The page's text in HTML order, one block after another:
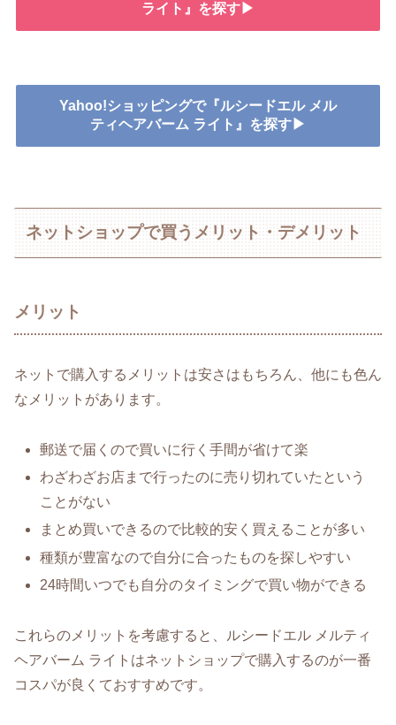
ライト』を探す▶
Yahoo!ショッピングで『ルシードエル メル
ティヘアバーム ライト』を探す▶
ネットショップで買うメリット・デメリット
メリット
ネットで購入するメリットは安さはもちろん、他にも色ん
なメリットがあります。
郵送で届くので買いに行く手間が省けて楽
わざわざお店まで行ったのに売り切れていたという
ことがない
まとめ買いできるので比較的安く買えることが多い
種類が豊富なので自分に合ったものを探しやすい
24時間いつでも自分のタイミングで買い物ができる
これらのメリットを考慮すると、ルシードエル メルティ
ヘアバーム ライトはネットショップで購入するのが一番
コスパが良くておすすめです。